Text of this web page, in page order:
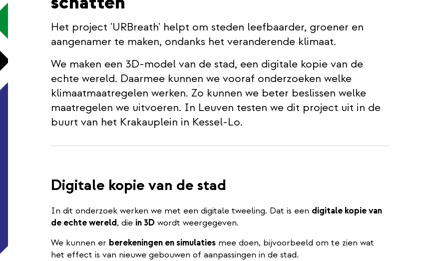
Het project 'URBreath' helpt om steden leefbaarder, groener en
aangenamer te maken, ondanks het veranderende klimaat.
We maken een 3D-model van de stad, een digitale kopie van de
echte wereld. Daarmee kunnen we vooraf onderzoeken welke
klimaatmaatregelen werken. Zo kunnen we beter beslissen welke
maatregelen we uitvoeren. In Leuven testen we dit project uit in de
buurt van het Krakauplein in Kessel-Lo.
Digitale kopie van de stad
In dit onderzoek werken we met een digitale tweeling. Dat is een digitale kopie van
de echte wereld, die in 3D wordt weergegeven.
We kunnen er berekeningen en simulaties mee doen, bijvoorbeeld om te zien wat
het effect is van nieuwe gebouwen of aanpassingen in de stad.